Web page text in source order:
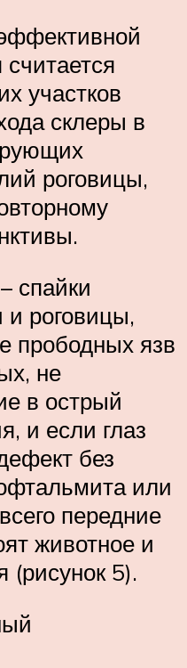
участков
склеры в
роговицы,
спайки
и роговицы,
прободных язв
не
в острый
и если глаз
без
или
передние
животное и
(рисунок 5).